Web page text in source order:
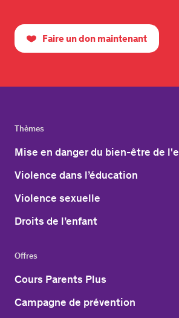
Faire un don maintenant
Thèmes
Mise en danger du bien-être de
Violence dans l’éducation
Violence sexuelle
Droits de l’enfant
Offres
Cours Parents Plus
Campagne de prévention